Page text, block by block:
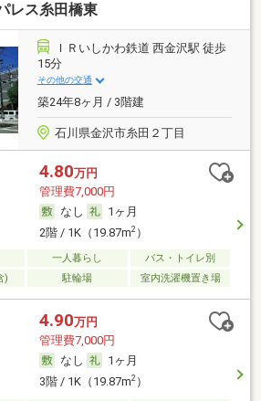
レス糸田橋東
ＩＲいしかわ鉄道 西金沢駅 徒歩
15分
その他の交通
築24年8ヶ月 / 3階建
石川県金沢市糸田２丁目
4.80万円
管理費7,000円
なし
1ヶ月
2階 / 1K（19.87m2）
一人暮らし
バス・トイレ別
)
駐輪場 室内洗濯機置き場
4.90万円
管理費7,000円
なし
1ヶ月
3階 / 1K（19.87m2）